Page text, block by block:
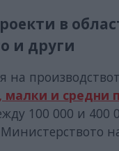
в
и други
на
малки и средни
100 000 и 400